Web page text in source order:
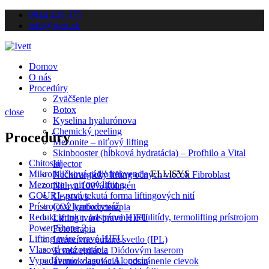
0944 420 375
info@ivett.sk
Domov
O nás
Procedúry
Zväčšenie pier
Botox
Kyselina hyalurónova
Chemický peeling
Mezonite – niťový lifting
Skinbooster (hĺbková hydratácia) – Profhilo a Vital
Injector
Nechirurgický lifting očných viečok Fibroblast
Nithya 100% kolagén
Crystalys
CO2 karboxyterapia
Lifting tváre pravé HIFU
Fototerapia
Intenzívne pulzné svetlo (IPL)
Trvalá epilácia Diódovým laserom
Termokoagulácia – odstránenie cievok
close
Procedúry
Chitossil
Mikroihličková rádiofrekvenciaELLISYS
Mezonite – niťový lifting
GOURI- prvá tekutá forma liftingových nití
Prístrojová lymfodrenáž
Redukcia tuku, odstránenie celulitídy, termolifting prístrojom
Power Shape 2
Lifting tváre pravé HIFU
Vlasová mezoterapia
Vypadávanie vlasov a Alopecia